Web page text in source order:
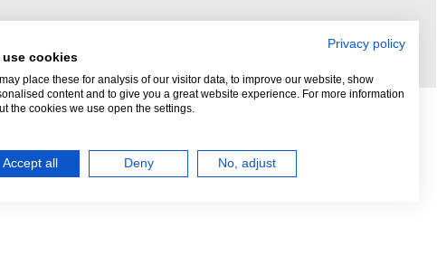
Privacy policy
use cookies
place these for analysis of our visitor data, to improve our website, show
content and to give you a great website experience. For more information
the cookies we use open the settings.
Accept all Deny No, adjust